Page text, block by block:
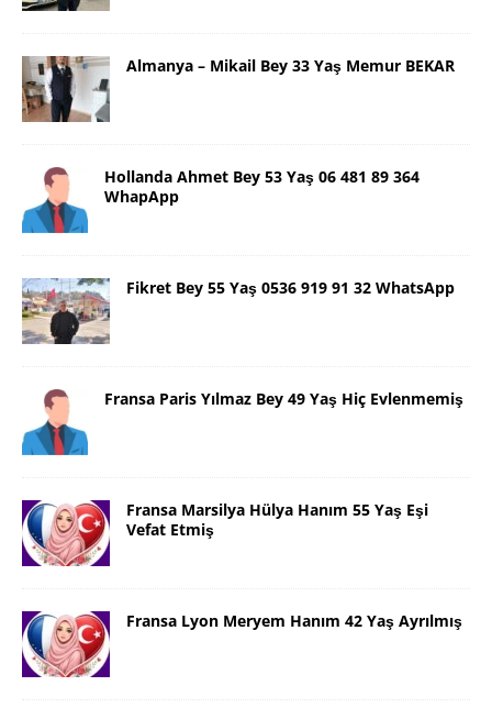
Almanya – Mikail Bey 33 Yaş Memur BEKAR
Hollanda Ahmet Bey 53 Yaş 06 481 89 364
WhapApp
Fikret Bey 55 Yaş 0536 919 91 32 WhatsApp
Fransa Paris Yılmaz Bey 49 Yaş Hiç Evlenmemiş
Fransa Marsilya Hülya Hanım 55 Yaş Eşi
Vefat Etmiş
Fransa Lyon Meryem Hanım 42 Yaş Ayrılmış